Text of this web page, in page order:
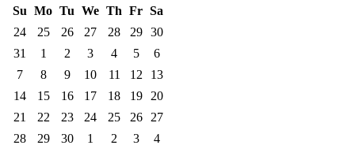
Su Mo Tu We Th Fr Sa
24
25 26 27 28 29
30
31
1 2 3 4 5
6
7
8 9 10 11 12
13
14
15 16 17 18 19
20
21
22 23 24 25 26
27
28
29 30 1 2 3 4